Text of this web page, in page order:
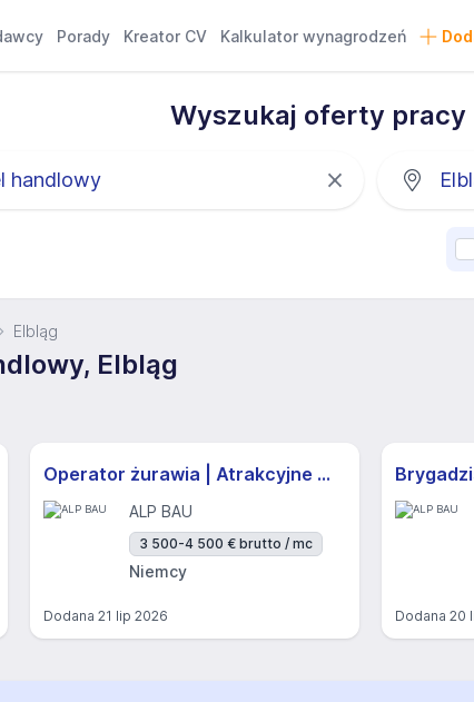
Porady Kreator CV Kalkulator wynagrodzeń
Wyszukaj oferty pracy
Elbląg
Elbląg
Operator żurawia | Atrakcyjne Warunki
ALP BAU
3 500-4 500 € brutto / mc
Niemcy
Dodana 21 lip 2026 Dodana 20